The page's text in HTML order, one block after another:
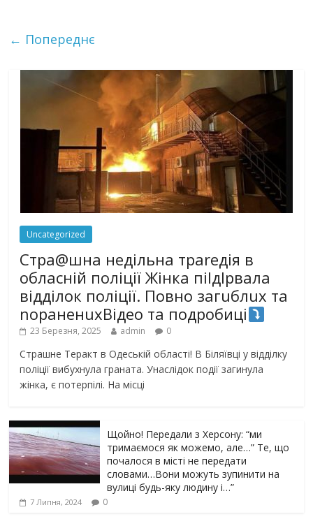
← Попереднє
Uncategorized
Стра@шна недільна траrедія в
обласній поліції Жінка піlдlрвала
відділок поліції. Повно загuблuх та
nораненuхВідео та подробиці
23 Березня, 2025 admin 0
Страшне Теракт в Одеській області! В Біляївці у відділку
поліції вибухнула граната. Унаслідок події загинула
жінка, є потерпілі. На місці
Щойно! Передали з Херсону: “ми
тримаємося як можемо, але…” Те, що
почалося в місті не передати
словами…Вони можуть зупинити на
вулиці будь-яку людину і…”
7 Липня, 2024 0